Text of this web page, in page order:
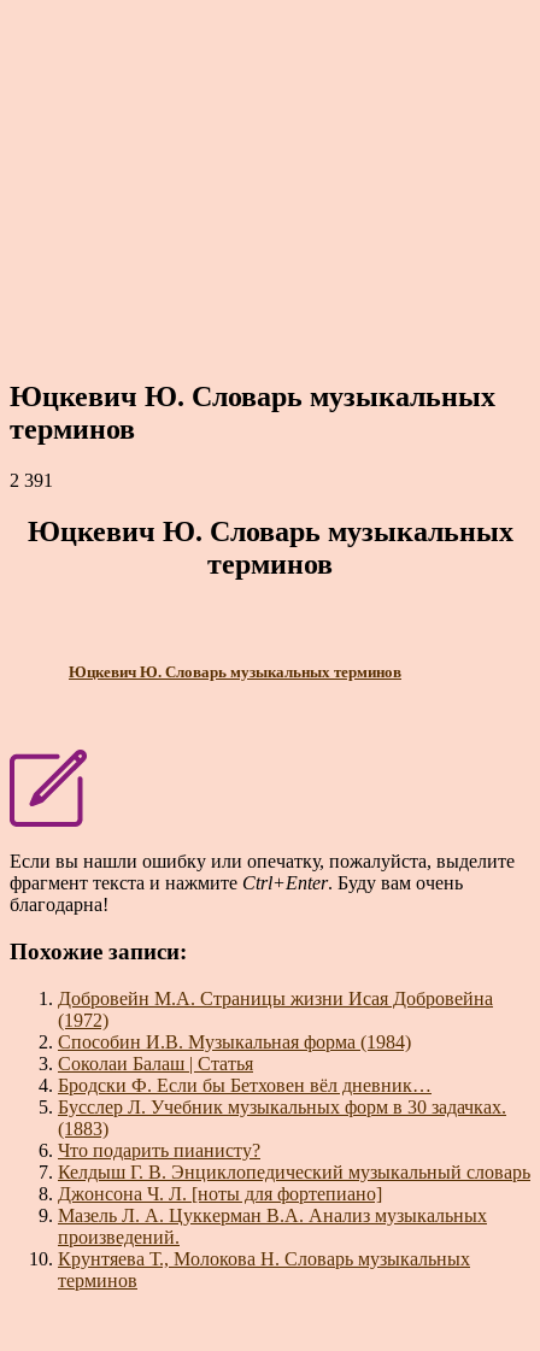
Юцкевич Ю. Словарь музыкальных
терминов
2 391
Юцкевич Ю. Словарь музыкальных
терминов
Юцкевич Ю. Словарь музыкальных терминов
Если вы нашли ошибку или опечатку, пожалуйста, выделите
фрагмент текста и нажмите Ctrl+Enter. Буду вам очень
благодарна!
Похожие записи:
Добровейн М.А. Страницы жизни Исая Добровейна
(1972)
Способин И.В. Музыкальная форма (1984)
Соколаи Балаш | Статья
Бродски Ф. Если бы Бетховен вёл дневник…
Бусслер Л. Учебник музыкальных форм в 30 задачках.
(1883)
Что подарить пианисту?
Келдыш Г. В. Энциклопедический музыкальный словарь
Джонсона Ч. Л. [ноты для фортепиано]
Мазель Л. А. Цуккерман В.А. Анализ музыкальных
произведений.
Крунтяева Т., Молокова Н. Словарь музыкальных
терминов